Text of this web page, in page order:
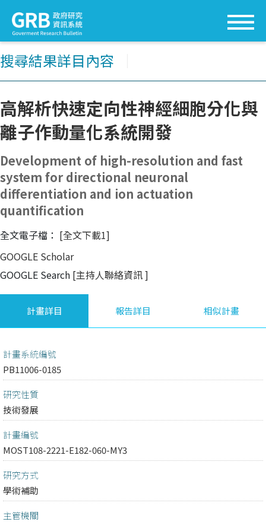
搜尋結果詳目內容
高解析快速定向性神經細胞分化與
離子作動量化系統開發
Development of high-resolution and fast
system for directional neuronal
differentiation and ion actuation
quantification
全文電子檔： [全文下載1]
GOOGLE Scholar
GOOGLE Search [主持人聯絡資訊]
計畫詳目 報告詳目 相似計畫
計畫系統編號
PB11006-0185
研究性質
技術發展
計畫編號
MOST108-2221-E182-060-MY3
研究方式
學術補助
主管機關